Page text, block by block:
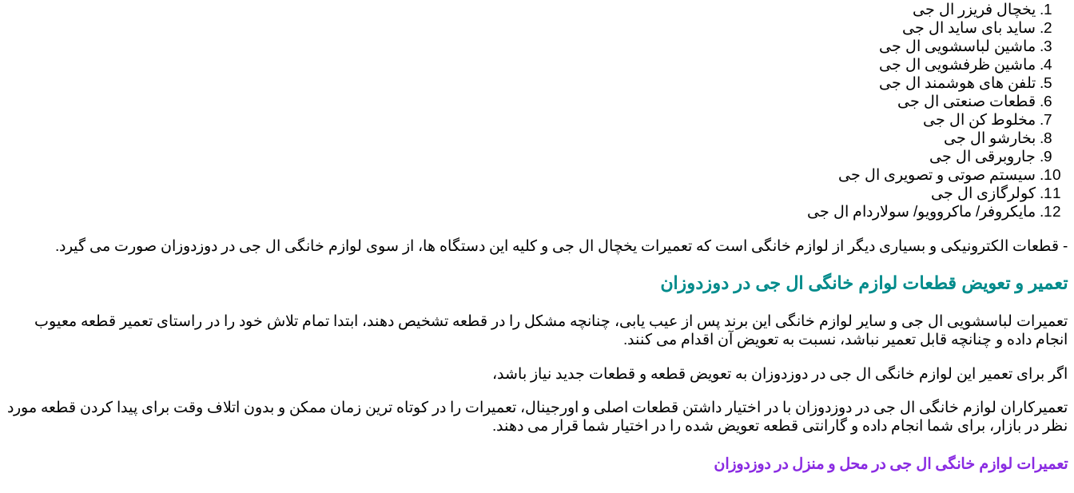
یخچال فریزر ال جی
ساید بای ساید ال جی
ماشین لباسشویی ال جی
ماشین ظرفشویی ال جی
تلفن های هوشمند ال جی
قطعات صنعتی ال جی
مخلوط کن ال جی
بخارشو ال جی
جاروبرقی ال جی
سیستم صوتی و تصویری ال جی
کولرگازی ال جی
مایکروفر/ ماکروویو/ سولاردام ال جی
- قطعات الکترونیکی و بسیاری دیگر از لوازم خانگی است که تعمیرات یخچال ال جی و کلیه این دستگاه ها، از سوی لوازم خانگی ال جی در دوزدوزان صورت می گیرد.
تعمیر و تعویض قطعات لوازم خانگی ال جی در دوزدوزان
تعمیرات لباسشویی ال جی و سایر لوازم خانگی این برند پس از عیب یابی، چنانچه مشکل را در قطعه تشخیص دهند، ابتدا تمام تلاش خود را در راستای تعمیر قطعه معیوب
انجام داده و چنانچه قابل تعمیر نباشد، نسبت به تعویض آن اقدام می کنند.
اگر برای تعمیر این لوازم خانگی ال جی در دوزدوزان به تعویض قطعه و قطعات جدید نیاز باشد،
تعمیرکاران لوازم خانگی ال جی در دوزدوزان با در اختیار داشتن قطعات اصلی و اورجینال، تعمیرات را در کوتاه ترین زمان ممکن و بدون اتلاف وقت برای پیدا کردن قطعه مورد
نظر در بازار، برای شما انجام داده و گارانتی قطعه تعویض شده را در اختیار شما قرار می دهند.
تعمیرات لوازم خانگی ال جی در محل و منزل در دوزدوزان